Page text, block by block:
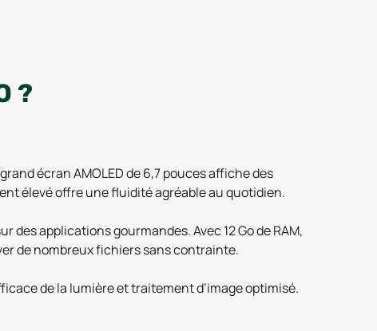
?
écran AMOLED de 6,7 pouces affiche des
élevé offre une fluidité agréable au quotidien.
applications gourmandes. Avec 12 Go de RAM,
de nombreux fichiers sans contrainte.
de la lumière et traitement d’image optimisé.